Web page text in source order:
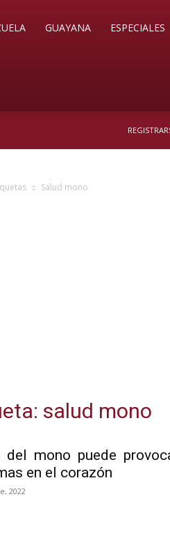
GUAYANA ESPECIALES
Salud mono
salud mono
del mono puede
en el corazón
2022